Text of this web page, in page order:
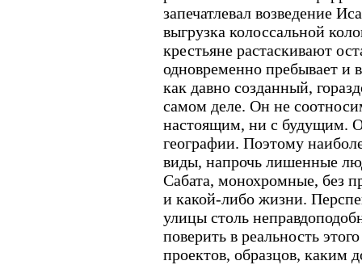
запечатлевал возведение
выгрузка колоссальной
крестьяне растаскивают
одновременно пребывает и
как давно созданный,
самом деле. Он не
настоящим, ни с будущим.
географии. Поэтому
виды, напрочь лишенные
Сабата, монохромные, без
и какой-либо жизни.
улицы столь
поверить в реальность
проектов, образцов, каким